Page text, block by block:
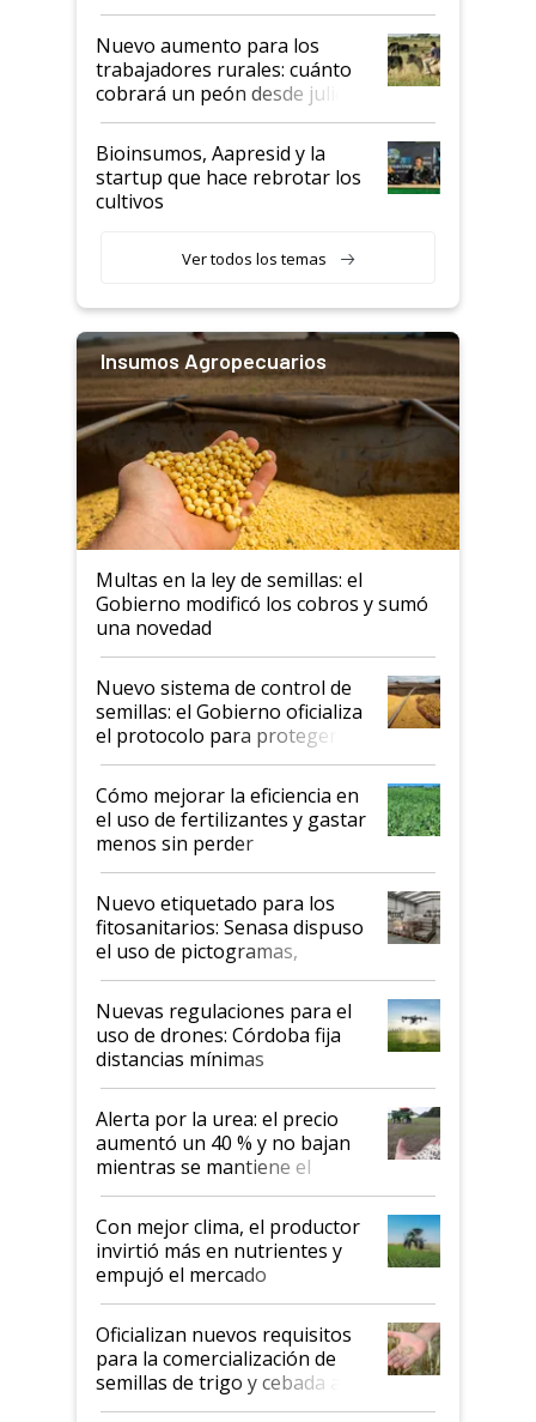
Nuevo aumento para los
trabajadores rurales: cuánto
cobrará un peón desde julio
Bioinsumos, Aapresid y la
startup que hace rebrotar los
cultivos
Ver todos los temas
Insumos Agropecuarios
Multas en la ley de semillas: el
Gobierno modificó los cobros y sumó
una novedad
Nuevo sistema de control de
semillas: el Gobierno oficializa
el protocolo para proteger la
propiedad intelectual
Cómo mejorar la eficiencia en
el uso de fertilizantes y gastar
menos sin perder
productividad en la campaña
fina
Nuevo etiquetado para los
fitosanitarios: Senasa dispuso
el uso de pictogramas,
palabras de advertencia e
indicaciones
Nuevas regulaciones para el
uso de drones: Córdoba fija
distancias mínimas
Alerta por la urea: el precio
aumentó un 40 % y no bajan
mientras se mantiene el
conflicto en Medio Oriente
Con mejor clima, el productor
invirtió más en nutrientes y
empujó el mercado
Oficializan nuevos requisitos
para la comercialización de
semillas de trigo y cebada a
granel